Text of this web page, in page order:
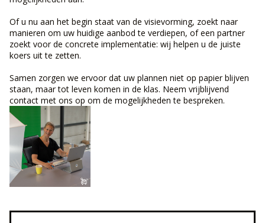
Of u nu aan het begin staat van de visievorming, zoekt naar
manieren om uw huidige aanbod te verdiepen, of een partner
zoekt voor de concrete implementatie: wij helpen u de juiste
koers uit te zetten.
Samen zorgen we ervoor dat uw plannen niet op papier blijven
staan, maar tot leven komen in de klas. Neem vrijblijvend
contact met ons op om de mogelijkheden te bespreken.